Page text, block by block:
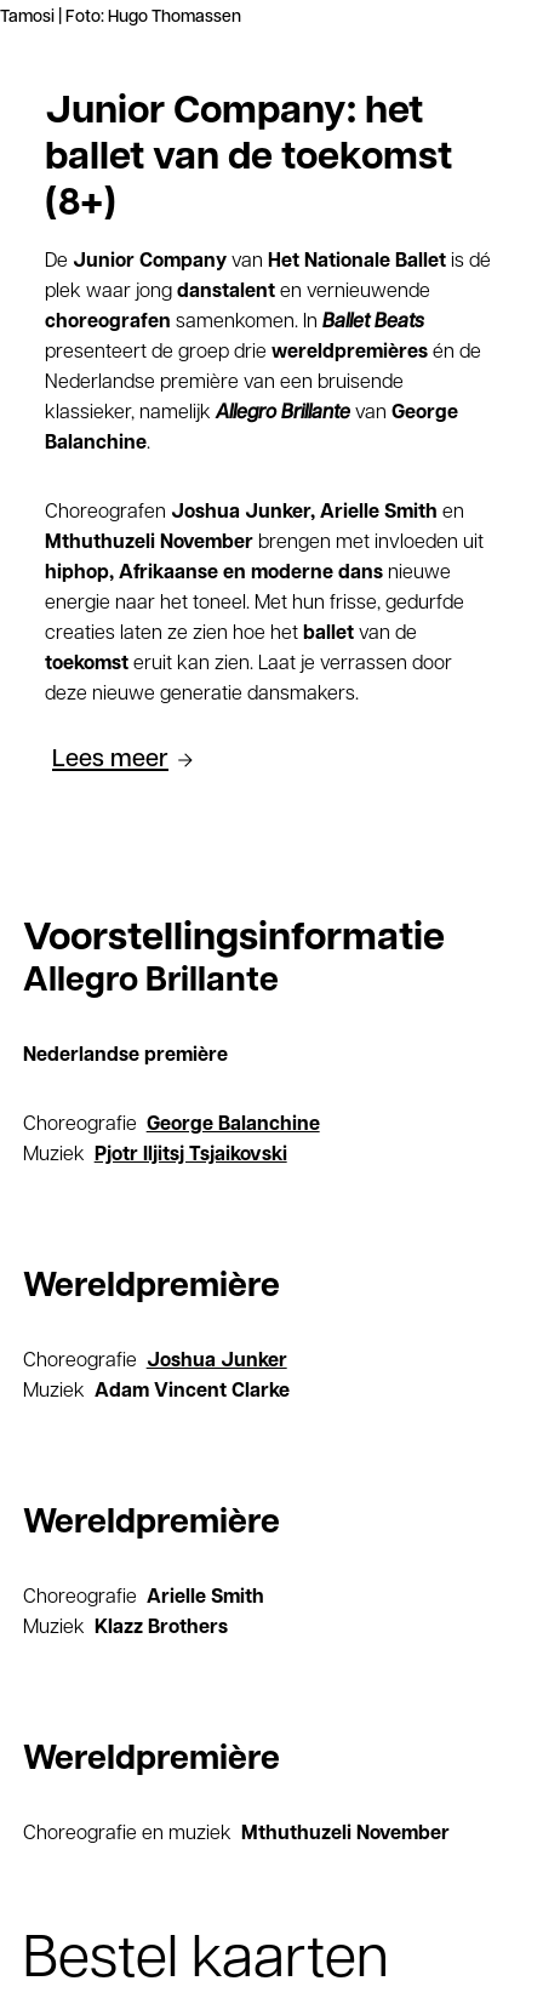
Tamosi | Foto: Hugo Thomassen
Junior Company: het
ballet van de toekomst
(8+)
De Junior Company van Het Nationale Ballet is dé
plek waar jongdanstalent en vernieuwende
choreografen samenkomen. InBallet Beats
presenteert de groep driewereldpremières én de
Nederlandse première van een bruisende
klassieker, namelijkAllegro Brillante vanGeorge
Balanchine.
Choreografen Joshua Junker, Arielle Smith en
Mthuthuzeli November brengen met invloeden uit
hiphop, Afrikaanse en moderne dans nieuwe
energie naar het toneel. Met hun frisse, gedurfde
creaties laten ze zien hoe het ballet van de
toekomst eruit kan zien. Laat je verrassen door
deze nieuwe generatie dansmakers.
Lees meer
Voorstellings­informatie
Allegro Brillante
Nederlandse première
Choreografie George Balanchine
Muziek
Pjotr Iljitsj Tsjaikovski
Wereldpremière
Choreografie Joshua Junker
Muziek Adam Vincent Clarke
Wereldpremière
Choreografie Arielle Smith
Muziek
Klazz Brothers
Wereldpremière
Choreografie en muziek Mthuthuzeli November
Bestel kaarten